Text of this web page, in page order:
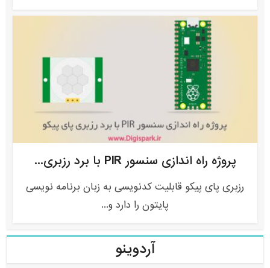
پروژه راه اندازی سنسور PIR با برد رزبری...
رزبری پای پیکو قابلیت کدنویسی به زبان برنامه نویسی
پایتون را دارد و...
آردوینو